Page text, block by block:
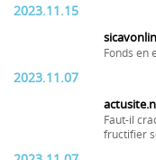
2023.11.15
Fonds en
2023.11.07
Faut-il
fructifier